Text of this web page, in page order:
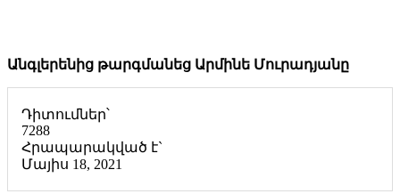
Անգլերենից թարգմանեց Արմինե Մուրադյանը
Դիտումներ՝
7288
Հրապարակված է`
Մայիս 18, 2021